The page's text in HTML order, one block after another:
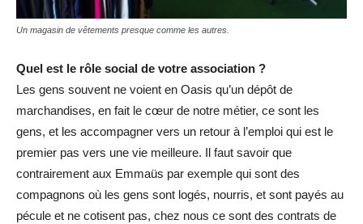
Un magasin de vêtements presque comme les autres.
Quel est le rôle social de votre association ?
Les gens souvent ne voient en Oasis qu’un dépôt de
marchandises, en fait le cœur de notre métier, ce sont les
gens, et les accompagner vers un retour à l’emploi qui est le
premier pas vers une vie meilleure. Il faut savoir que
contrairement aux Emmaüs par exemple qui sont des
compagnons où les gens sont logés, nourris, et sont payés au
pécule et ne cotisent pas, chez nous ce sont des contrats de